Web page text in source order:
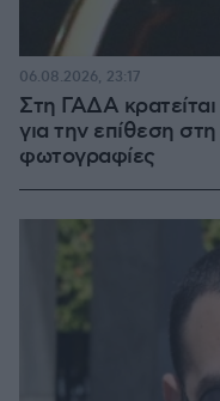
Στη ΓΑΔΑ
για την επίθεση
φωτογραφίες
06.08.2026, 23:17